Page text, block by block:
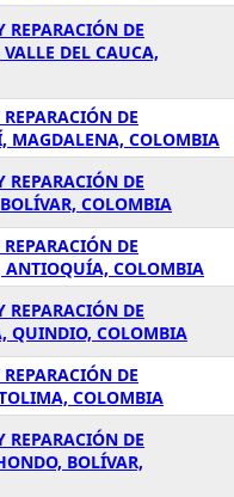
REPARACIÓN DE
DEL CAUCA,
DE
MAGDALENA, COLOMBIA
REPARACIÓN DE
COLOMBIA
DE
ANTIOQUÍA, COLOMBIA
REPARACIÓN DE
QUINDIO, COLOMBIA
DE
COLOMBIA
REPARACIÓN DE
BOLÍVAR,